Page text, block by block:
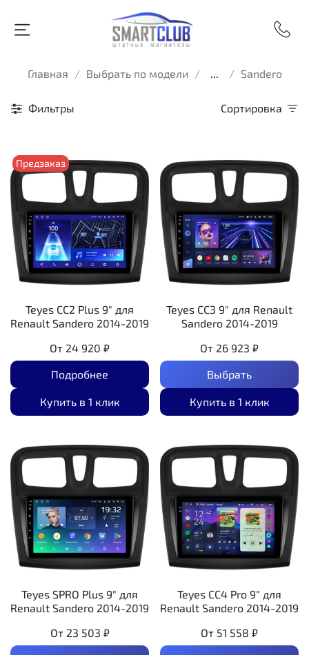
Главная Выбрать по модели ... Sandero
Фильтры Сортировка
Предзаказ
Teyes CC2 Plus 9" для
Renault Sandero 2014-2019
От 24 920 ₽
Подробнее
Купить в 1 клик
Teyes CC3 9" для Renault
Sandero 2014-2019
От 26 923 ₽
Выбрать
Купить в 1 клик
Teyes SPRO Plus 9" для
Renault Sandero 2014-2019
От 23 503 ₽
Teyes CC4 Pro 9" для
Renault Sandero 2014-2019
От 51 558 ₽